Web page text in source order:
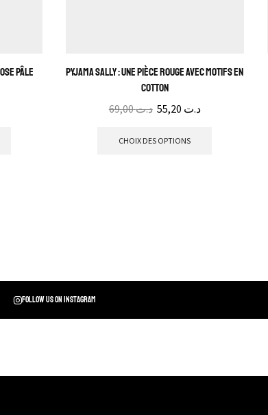
pâle
Pyjama Sally : Une pièce rouge avec motifs en
Cotton
د.ت69,00 د.ت
CHOIX DES OPTIONS
Follow us on instagram